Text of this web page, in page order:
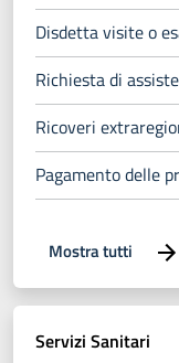
Disdetta visite o
Richiesta di
Ricoveri
Pagamento delle
Mostra tutti
Servizi Sanitari